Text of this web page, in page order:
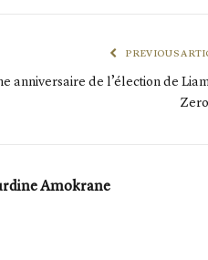
PREVIOUS
anniversaire de l’élection de
Amokrane